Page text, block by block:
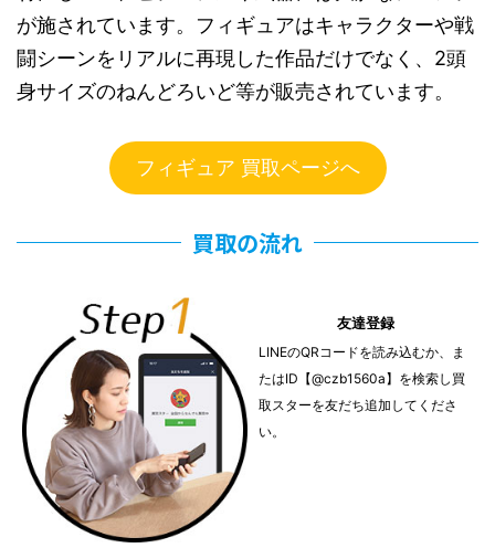
が施されています。フィギュアはキャラクターや戦
闘シーンをリアルに再現した作品だけでなく、2頭
身サイズのねんどろいど等が販売されています。
フィギュア 買取ページへ
買取の流れ
友達登録
LINEのQRコードを読み込むか、ま
たはID【@czb1560a】を検索し買
取スターを友だち追加してくださ
い。